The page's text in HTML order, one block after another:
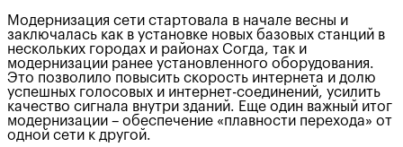
Модернизация сети стартовала в начале весны и
заключалась как в установке новых базовых станций в
нескольких городах и районах Согда, так и
модернизации ранее установленного оборудования.
Это позволило повысить скорость интернета и долю
успешных голосовых и интернет-соединений, усилить
качество сигнала внутри зданий. Еще один важный итог
модернизации – обеспечение «плавности перехода» от
одной сети к другой.